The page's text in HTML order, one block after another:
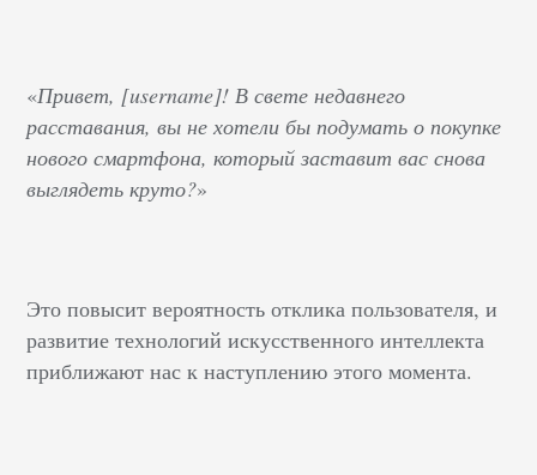
«Привет, [username]! В свете недавнего
расставания, вы не хотели бы подумать о покупке
нового смартфона, который заставит вас снова
выглядеть круто?»
Это повысит вероятность отклика пользователя, и
развитие технологий искусственного интеллекта
приближают нас к наступлению этого момента.